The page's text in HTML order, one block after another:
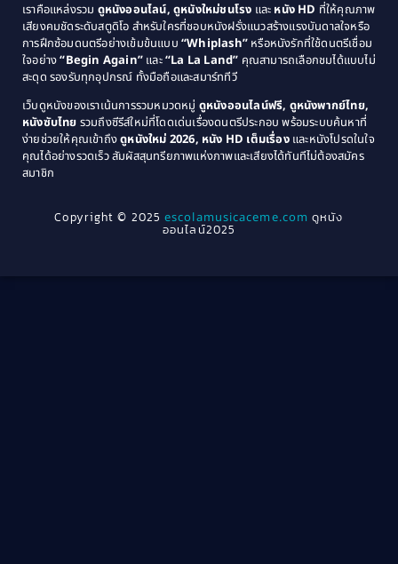
Coming of Age ก้าวพ้นวัย(1)
Coming-of-Age(3)
Community(1)
Crime อาชญากรรม(78)
Cult Film(4)
1979
1978
1976
1975
1974
1971
1970
1969
1968
1964
1963
1940
เราคือแหล่งรวม ดูหนังออนไลน์, ดูหนังใหม่ชนโรง และ หนัง HD ที่ให้คุณภาพ
เสียงคมชัดระดับสตูดิโอ สำหรับใครที่ชอบหนังฝรั่งแนวสร้างแรงบันดาลใจหรือ
การฝึกซ้อมดนตรีอย่างเข้มข้นแบบ “Whiplash” หรือหนังรักที่ใช้ดนตรีเชื่อม
ใจอย่าง“Begin Again” และ“La La Land” คุณสามารถเลือกชมได้แบบไม่
สะดุด รองรับทุกอุปกรณ์ ทั้งมือถือและสมาร์ททีวี
เว็บดูหนังของเราเน้นการรวมหมวดหมู่ ดูหนังออนไลน์ฟรี, ดูหนังพากย์ไทย,
หนังซับไทย รวมถึงซีรีส์ใหม่ที่โดดเด่นเรื่องดนตรีประกอบ พร้อมระบบค้นหาที่
ง่ายช่วยให้คุณเข้าถึงดูหนังใหม่ 2026, หนัง HD เต็มเรื่องและหนังโปรดในใจ
คุณได้อย่างรวดเร็ว สัมผัสสุนทรียภาพแห่งภาพและเสียงได้ทันทีไม่ต้องสมัคร
สมาชิก
Copyright © 2025escolamusicaceme.com ดูหนัง
ออนไลน์2025